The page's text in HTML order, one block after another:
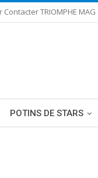
Contacter TRIOMPHE MAG
POTINS DE STARS